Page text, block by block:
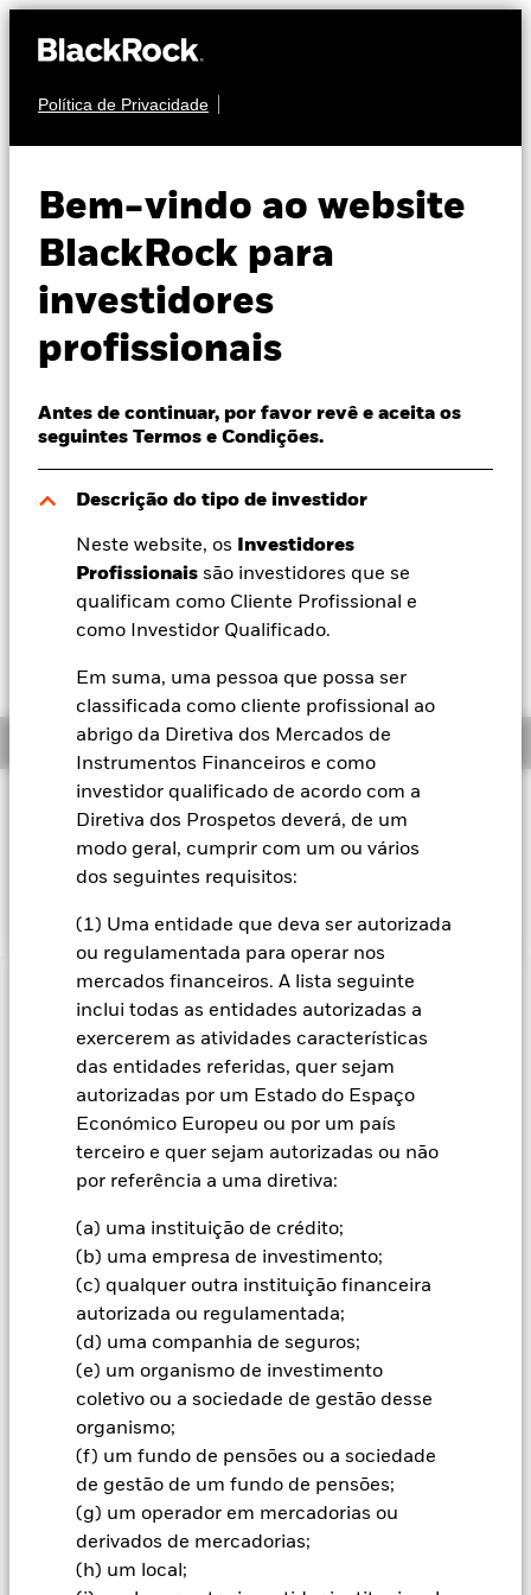
Política de Privacidade
Bem-vindo ao website
BlackRock para
investidores
profissionais
Antes de continuar, por favor revê e aceita os
seguintes Termos e Condições.
Descrição do tipo de investidor
Neste website, os
Investidores
Profissionais são investidores que se
qualificam como Cliente Profissional e
como Investidor Qualificado.
Em suma, uma pessoa que possa ser
classificada como cliente profissional ao
abrigo da Diretiva dos Mercados de
Instrumentos Financeiros e como
investidor qualificado de acordo com a
Diretiva dos Prospetos deverá, de um
modo geral, cumprir com um ou vários
dos seguintes requisitos:
(1) Uma entidade que deva ser autorizada
ou regulamentada para operar nos
mercados financeiros. A lista seguinte
inclui todas as entidades autorizadas a
exercerem as atividades características
das entidades referidas, quer sejam
autorizadas por um Estado do Espaço
Económico Europeu ou por um país
terceiro e quer sejam autorizadas ou não
por referência a uma diretiva:
(a) uma instituição de crédito;
(b) uma empresa de investimento;
(c) qualquer outra instituição financeira
autorizada ou regulamentada;
(d) uma companhia de seguros;
(e) um organismo de investimento
coletivo ou a sociedade de gestão desse
organismo;
(f) um fundo de pensões ou a sociedade
de gestão de um fundo de pensões;
(g) um operador em mercadorias ou
derivados de mercadorias;
(h) um local;
Perspectivas
Visão de mercado
Recursos
Profissionais
Portugal
Change location
BlackRock
iShares
Aladdin
A nossa empresa
Ultrashort Bond
UCITS ETF
EUR 101,07
Variação do NAV a dia 06 ago. 2026
EUR 0,02 (0,02%)
Retorno total do NAV 06 ago. 2026 Yield média a 06 ago. 2026
Resumo
Filosofia de investimento
O Fundo procura acompanhar o desempenho de um índice
investimento denominadas em Euros.
Informação Importante: Capital em Risco.
O valor investido
não são garantidos. Investidores podem não reaver o
montante originalmente investido.
O valor do seu investimento e da
renda a partir dele vai variar, e a quantidade do seu
investimento inicial não pode ser garantida.
derivados para a cobertura do risco cambial. A utilização de
derivados para uma categoria de acções pode implicar o risco
de contágio (também designado por “spill-over”) a outras
categorias de acções do fundo. A sociedade gestora do fundo
envidará os esforços necessários para garantir a aplicação de
procedimentos adequados quem minimizem o risco de
contágio a outra categoria de acções. Através da caixa de lista
pendente imediatamente abaixo do nome do fundo, pode ver
uma lista de todas as categorias de acções do fundo – as
assinaladas com a expressão “Hedged” no nome da categoria
de acções. Além disso, está disponível, mediante pedido
dirigido à sociedade gestora do fundo, uma lista completa de
todas as categorias de acções com cobertura cambial.